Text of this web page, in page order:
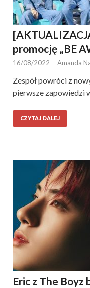
promocję „BE
16/08/2022 - Amanda
Zespół powróci z
pierwsze zapowiedzi
CZYTAJ DALEJ
Eric z The Boyz